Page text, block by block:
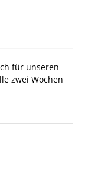
für unseren
zwei Wochen